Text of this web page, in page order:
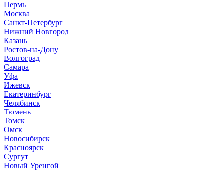
Пермь
Москва
Санкт-Петербург
Нижний Новгород
Казань
Ростов-на-Дону
Волгоград
Самара
Уфа
Ижевск
Екатеринбург
Челябинск
Тюмень
Томск
Омск
Новосибирск
Красноярск
Сургут
Новый Уренгой